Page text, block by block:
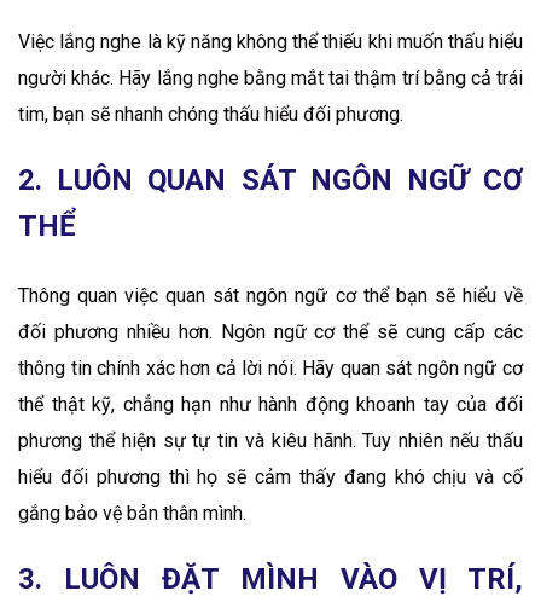
Việc lắng nghe là kỹ năng không thể thiếu khi muốn thấu hiểu
người khác. Hãy lắng nghe bằng mắt tai thậm trí bằng cả trái
tim, bạn sẽ nhanh chóng thấu hiểu đối phương.
2. LUÔN QUAN SÁT NGÔN NGỮ CƠ
THỂ
Thông quan việc quan sát ngôn ngữ cơ thể bạn sẽ hiểu về
đối phương nhiều hơn. Ngôn ngữ cơ thể sẽ cung cấp các
thông tin chính xác hơn cả lời nói. Hãy quan sát ngôn ngữ cơ
thể thật kỹ, chẳng hạn như hành động khoanh tay của đối
phương thể hiện sự tự tin và kiêu hãnh. Tuy nhiên nếu thấu
hiểu đối phương thì họ sẽ cảm thấy đang khó chịu và cố
gắng bảo vệ bản thân mình.
3. LUÔN ĐẶT MÌNH VÀO VỊ TRÍ,